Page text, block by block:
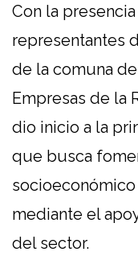
Con la
representantes
de la comuna
Empresas de la
dio inicio a la
que busca
mediante el
del sector.